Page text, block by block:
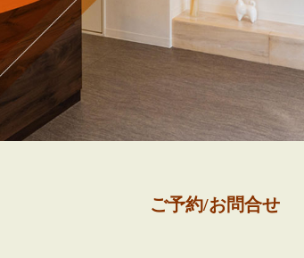
ご予約/お問合せ